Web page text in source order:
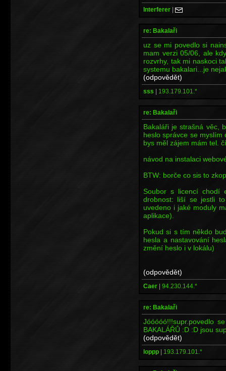
Interferer |
re: Bakalaři
uz se mi povedlo si
mam verzi 05/06, ale
rozvrhy, tak mi naskoci
systemu bakalari...je
(odpovědět)
sss | 193.179.101.*
re: Bakalaři
Bakaláři je strašná věc,
heslo správce se
bys měl zájem mám tel.
návod na instalaci
BTW: borče co sis to
Soubor s licencí chodí
drobnost: liší se jestli
uvedeno i jaké moduly
aplikace).
Pokud si s tím někdo
hesla a nastavování
změní heslo i v lokálu)
(odpovědět)
Caer | 94.230.144.*
re: Bakalaři
Jóóóóó!!!supr.povedlo
BAKALÁŘŮ :D :D jsou
(odpovědět)
loppp | 193.179.101.*